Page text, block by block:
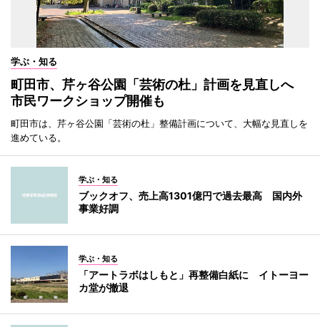
学ぶ・知る
町田市、芹ヶ谷公園「芸術の杜」計画を見直しへ
市民ワークショップ開催も
町田市は、芹ヶ谷公園「芸術の杜」整備計画について、大幅な見直しを
進めている。
学ぶ・知る
ブックオフ、売上高1301億円で過去最高 国内外
事業好調
学ぶ・知る
「アートラボはしもと」再整備白紙に イトーヨー
カ堂が撤退